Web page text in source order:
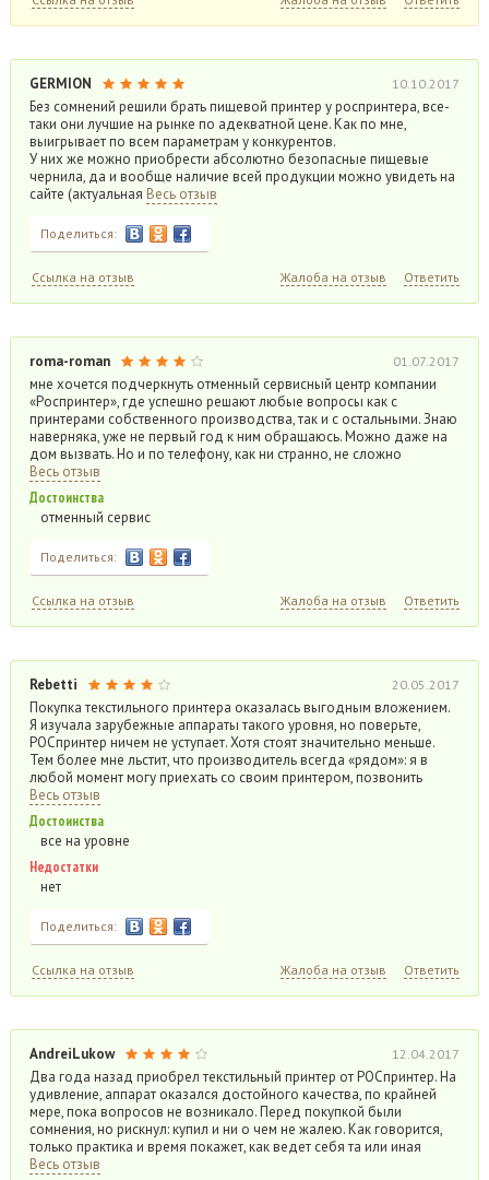
GERMION 10.10.2017
Без сомнений решили брать пищевой принтер у роспринтера, все-
таки они лучшие на рынке по адекватной цене. Как по мне,
выигрывает по всем параметрам у конкурентов.
У них же можно приобрести абсолютно безопасные пищевые
чернила, да и вообще наличие всей продукции можно увидеть на
сайте (актуальная Весь отзыв
Поделиться:
Ссылка на отзыв Жалоба на отзыв Ответить
roma-roman 01.07.2017
мне хочется подчеркнуть отменный сервисный центр компании
«Роспринтер», где успешно решают любые вопросы как с
принтерами собственного производства, так и с остальными. Знаю
наверняка, уже не первый год к ним обращаюсь. Можно даже на
дом вызвать. Но и по телефону, как ни странно, не сложно
Весь отзыв
Достоинства
отменный сервис
Поделиться:
Ссылка на отзыв Жалоба на отзыв Ответить
Rebetti 20.05.2017
Покупка текстильного принтера оказалась выгодным вложением.
Я изучала зарубежные аппараты такого уровня, но поверьте,
РОСпринтер ничем не уступает. Хотя стоят значительно меньше.
Тем более мне льстит, что производитель всегда «рядом»: я в
любой момент могу приехать со своим принтером, позвонить
Весь отзыв
Достоинства
все на уровне
Недостатки
нет
Поделиться:
Ссылка на отзыв Жалоба на отзыв Ответить
AndreiLukow 12.04.2017
Два года назад приобрел текстильный принтер от РОСпринтер. На
удивление, аппарат оказался достойного качества, по крайней
мере, пока вопросов не возникало. Перед покупкой были
сомнения, но рискнул: купил и ни о чем не жалею. Как говорится,
только практика и время покажет, как ведет себя та или иная
Весь отзыв